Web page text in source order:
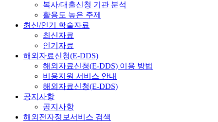
복사/대출신청 기관 분석
활용도 높은 주제
최신/인기 학술자료
최신자료
인기자료
해외자료신청(E-DDS)
해외자료신청(E-DDS) 이용 방법
비용지원 서비스 안내
해외자료신청(E-DDS)
공지사항
공지사항
해외전자정보서비스 검색